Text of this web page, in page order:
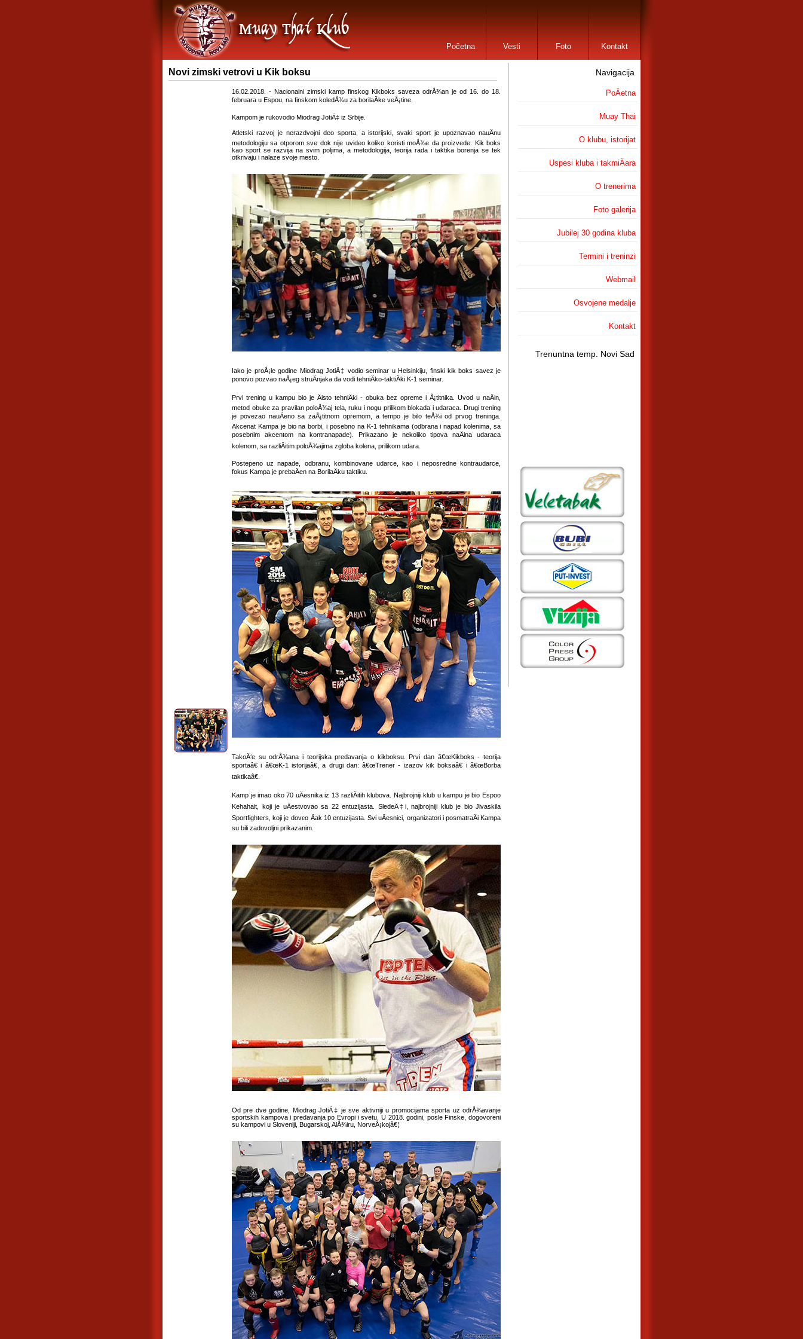
Kontakt
Foto
Vesti
Početna
Navigacija
PoÄetna
Muay Thai
O klubu, istorijat
Uspesi kluba i takmiÄara
O trenerima
Foto galerija
Jubilej 30 godina kluba
Termini i treninzi
Webmail
Osvojene medalje
Kontakt
Trenuntna temp. Novi Sad
Novi zimski vetrovi u Kik boksu
16.02.2018. - Nacionalni zimski kamp finskog Kikboks saveza odrÅ¾an je od 16. do 18.
februara u Espou, na finskom koledÅ¾u za borilaÄke veÅ¡tine.
Kampom je rukovodio Miodrag JotiÄ‡ iz Srbije.
Atletski razvoj je nerazdvojni deo sporta, a istorijski, svaki sport je upoznavao nauÄnu
metodologiju sa otporom sve dok nije uvideo koliko koristi moÅ¾e da proizvede. Kik boks
kao sport se razvija na svim poljima, a metodologija, teorija rada i taktika borenja se tek
otkrivaju i nalaze svoje mesto.
Iako je proÅ¡le godine Miodrag JotiÄ‡ vodio seminar u Helsinkiju, finski kik boks savez je
ponovo pozvao naÅ¡eg struÄnjaka da vodi tehniÄko-taktiÄki K-1 seminar.
Prvi trening u kampu bio je Äisto tehniÄki - obuka bez opreme i Å¡titnika. Uvod u naÄin,
metod obuke za pravilan poloÅ¾aj tela, ruku i nogu prilikom blokada i udaraca. Drugi trening
je povezao nauÄeno sa zaÅ¡titnom opremom, a tempo je bilo teÅ¾i od prvog treninga.
Akcenat Kampa je bio na borbi, i posebno na K-1 tehnikama (odbrana i napad kolenima, sa
posebnim akcentom na kontranapade). Prikazano je nekoliko tipova naÄina udaraca
kolenom, sa razliÄitim poloÅ¾ajima zgloba kolena, prilikom udara.
Postepeno uz napade, odbranu, kombinovane udarce, kao i neposredne kontraudarce,
fokus Kampa je prebaÄen na BorilaÄku taktiku.
TakoÄ‘e su odrÅ¾ana i teorijska predavanja o kikboksu. Prvi dan â€œKikboks - teorija
sportaâ€ i â€œK-1 istorijaâ€, a drugi dan: â€œTrener - izazov kik boksaâ€ i â€œBorba
taktikaâ€.
Kamp je imao oko 70 uÄesnika iz 13 razliÄitih klubova. Najbrojniji klub u kampu je bio Espoo
Kehahait, koji je uÄestvovao sa 22 entuzijasta. SledeÄ‡i, najbrojniji klub je bio Jivaskila
Sportfighters, koji je doveo Äak 10 entuzijasta. Svi uÄesnici, organizatori i posmatraÄi Kampa
su bili zadovoljni prikazanim.
Od pre dve godine, Miodrag JotiÄ‡ je sve aktivniji u promocijama sporta uz odrÅ¾avanje
sportskih kampova i predavanja po Evropi i svetu. U 2018. godini, posle Finske, dogovoreni
su kampovi u Sloveniji, Bugarskoj, AlÅ¾iru, NorveÅ¡kojâ€¦